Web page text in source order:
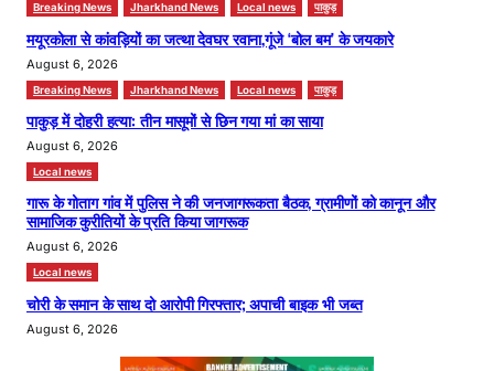
Breaking News Jharkhand News Local news पाकुड़
मयूरकोला से कांवड़ियों का जत्था देवघर रवाना,गूंजे ‘बोल बम’ के जयकारे
August 6, 2026
Breaking News Jharkhand News Local news पाकुड़
पाकुड़ में दोहरी हत्या: तीन मासूमों से छिन गया मां का साया
August 6, 2026
Local news
गारू के गोताग गांव में पुलिस ने की जनजागरूकता बैठक, ग्रामीणों को कानून और
सामाजिक कुरीतियों के प्रति किया जागरूक
August 6, 2026
Local news
चोरी के समान के साथ दो आरोपी गिरफ्तार; अपाची बाइक भी जब्त
August 6, 2026